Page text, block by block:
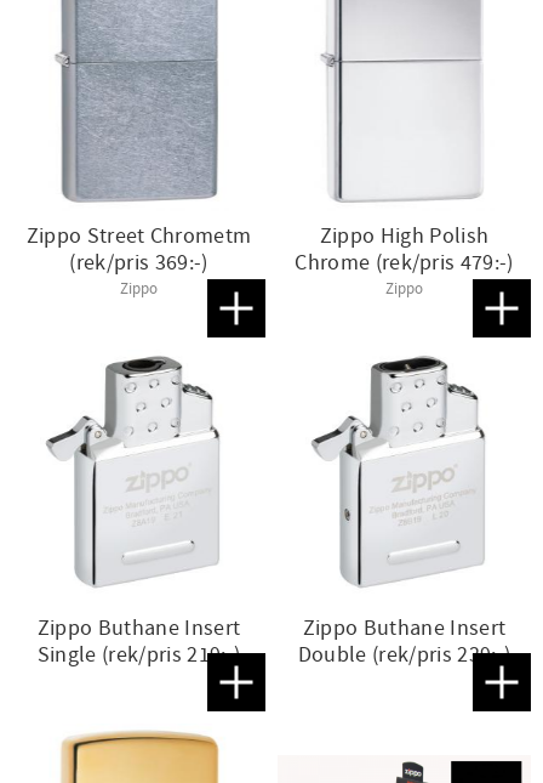
Zippo Street Chrometm
(rek/pris 369:-)
Zippo
Lägg till i favoriter
Zippo High Polish
Chrome (rek/pris 479:-)
Zippo
Zippo Buthane Insert
Single (rek/pris 219:-)
Lägg till i favoriter
Zippo Buthane Insert
Double (rek/pris 239:-)